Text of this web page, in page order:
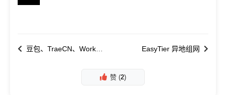
EasyTier 异地组网
赞 (2)